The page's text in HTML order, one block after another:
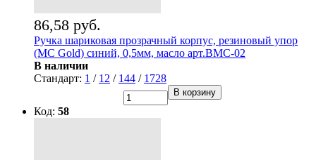
86,58 руб.
Ручка шариковая прозрачный корпус, резиновый упор
(MC Gold) синий, 0,5мм, масло арт.BMC-02
В наличии
Стандарт: 1 / 12 / 144 / 1728
В корзину
Код: 58